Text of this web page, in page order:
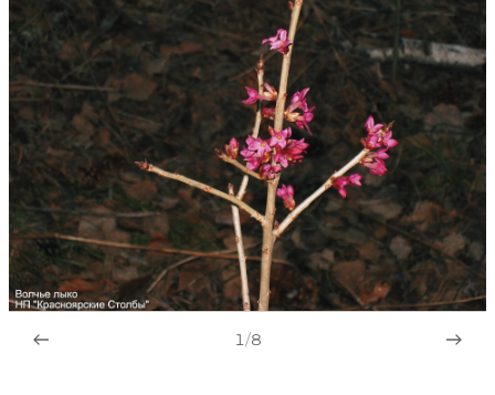
1/8